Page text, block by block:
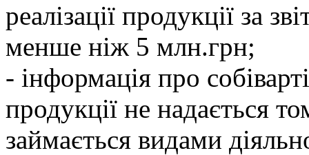
реалiзацiї продукцiї за
менше нiж 5 млн.грн;
- iнформацiя про
продукцiї не надається
займається видами